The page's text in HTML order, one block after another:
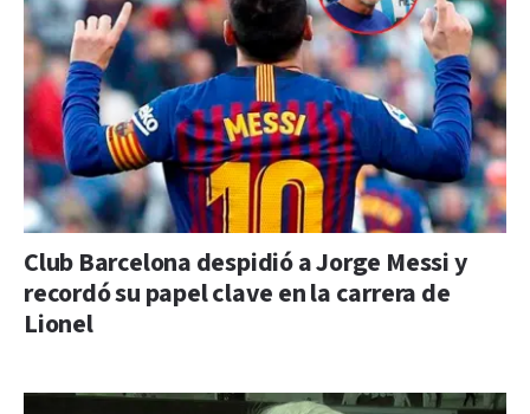
Club Barcelona despidió a Jorge Messi y
recordó su papel clave en la carrera de
Lionel